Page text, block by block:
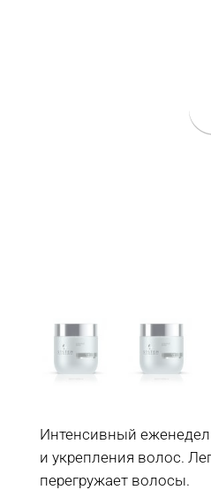
Интенсивный
и укрепления волос.
перегружает волосы.